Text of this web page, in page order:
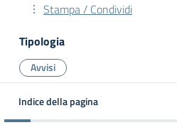
Stampa / Condividi
Tipologia
Avvisi
Indice della pagina